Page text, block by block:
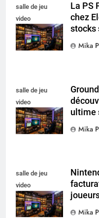
salle de jeu
video
collectionneur
La PS
chez
stocks
Mika
salle de jeu
video
collectionneur
ultime
Mika
salle de jeu
video
collectionneur
Mika